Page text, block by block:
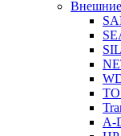
A-